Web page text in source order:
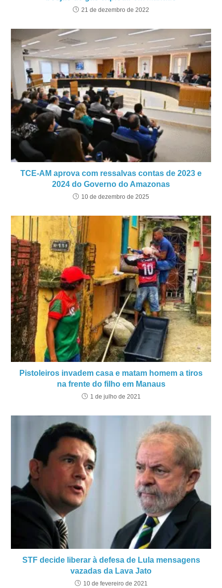
21 de dezembro de 2022
TCE-AM aprova com ressalvas contas de 2023 e
2024 do Governo do Amazonas
10 de dezembro de 2025
Pistoleiros invadem casa e matam homem a tiros
na frente do filho em Manaus
1 de julho de 2021
STF decide liberar à defesa de Lula mensagens
vazadas da Lava Jato
10 de fevereiro de 2021